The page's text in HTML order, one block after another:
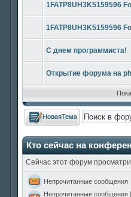
1FATP8UH3K5159596
1FATP8UH3K5159596
С днем программиста!
Открытие форума на
Новая тема
Кто сейчас на
Сейчас этот форум
Непрочитанные сообщения
Непрочитанные сообщения